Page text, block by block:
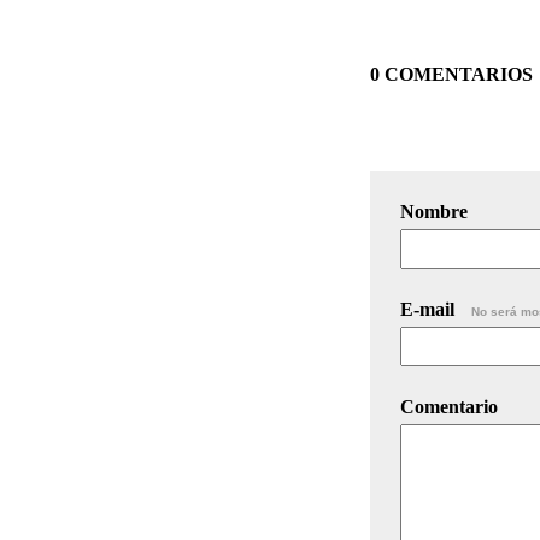
0 COMENTARIOS
Nombre
E-mail No será
Comentario